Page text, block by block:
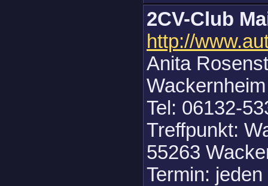
2CV-Club
http://
Anita
Wackernheim
Tel: 06132-
Treffpunkt:
55263
Termin: